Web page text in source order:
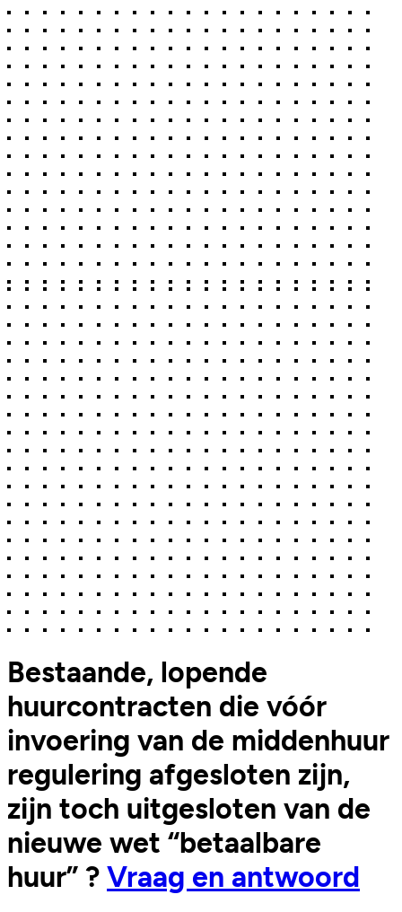
Bestaande, lopende
huurcontracten die vóór
invoering van de middenhuur
regulering afgesloten zijn,
zijn toch uitgesloten van de
nieuwe wet “betaalbare
huur” ? Vraag en antwoord